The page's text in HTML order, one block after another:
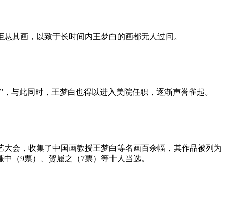
其画，以致于长时间内王梦白的画都无人过问。
与此同时，王梦白也得以进入美院任职，逐渐声誉雀起。
会，收集了中国画教授王梦白等名画百余幅，其作品被列为
（9票）、贺履之（7票）等十人当选。